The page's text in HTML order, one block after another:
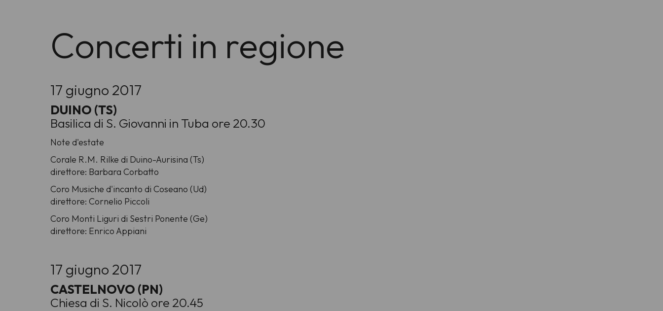
Concerti in regione
17 giugno 2017
DUINO (TS)
Basilica di S. Giovanni in Tuba ore 20.30
Note d'estate
Corale R.M. Rilke di Duino-Aurisina (Ts)
direttore: Barbara Corbatto
Coro Musiche d'incanto di Coseano (Ud)
direttore: Cornelio Piccoli
Coro Monti Liguri di Sestri Ponente (Ge)
direttore: Enrico Appiani
17 giugno 2017
CASTELNOVO (PN)
Chiesa di S. Nicolò ore 20.45